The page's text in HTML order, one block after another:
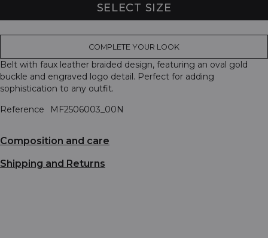
SELECT SIZE
COMPLETE YOUR LOOK
Belt with faux leather braided design, featuring an oval gold
buckle and engraved logo detail. Perfect for adding
sophistication to any outfit.
Reference
MF2506003_00N
Composition and care
Shipping and Returns